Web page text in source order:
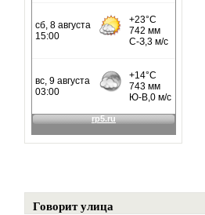
Говорит улица